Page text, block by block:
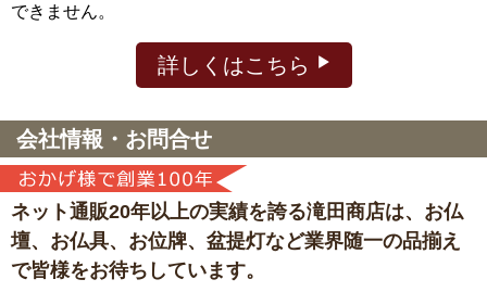
できません。
詳しくはこちら
会社情報・お問合せ
ネット通販20年以上の実績を誇る滝田商店は、 お仏
壇、お仏具、お位牌、盆提灯など業界随一の品揃え
で皆様をお待ちしています。